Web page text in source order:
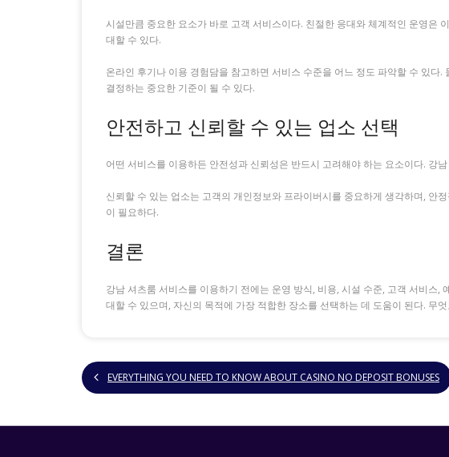
시설만큼 중요한 요소가 바로 고객 서비스이다. 친절한 응대와 체계적인 운영은
대할 수 있다.
온라인 후기나 이용 경험담을 참고하면 서비스 수준을 어느 정도 파악할 수 있
결정하는 중요한 기준이 될 수 있다.
안전하고 신뢰할 수 있는 업소 선택
어떤 서비스를 이용하든 안전성과 신뢰성은 반드시 고려해야 하는 요소이다. 강
신뢰할 수 있는 업소는 고객의 개인정보와 프라이버시를 중요하게 생각하며, 안
이 필요하다.
결론
강남 셔츠룸 서비스를 이용하기 전에는 운영 방식, 비용, 시설 수준, 고객 서비스
대할 수 있으며, 자신의 목적에 가장 적합한 장소를 선택하는 데 도움이 된다. 무
EVERYTHING YOU NEED TO KNOW ABOUT CASINO NO DEPOSIT BONUSES